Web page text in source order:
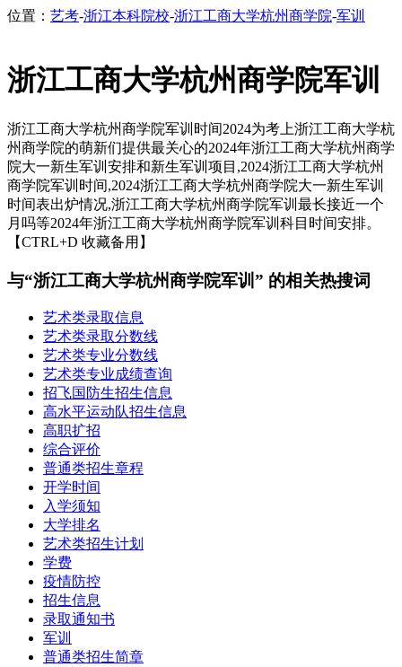
位置： 艺考-浙江本科院校-浙江工商大学杭州商学院-军训
浙江工商大学杭州商学院军训
浙江工商大学杭州商学院军训时间2024为考上浙江工商大学杭
州商学院的萌新们提供最关心的2024年浙江工商大学杭州商学
院大一新生军训安排和新生军训项目,2024浙江工商大学杭州
商学院军训时间,2024浙江工商大学杭州商学院大一新生军训
时间表出炉情况,浙江工商大学杭州商学院军训最长接近一个
月吗等2024年浙江工商大学杭州商学院军训科目时间安排。
【CTRL+D 收藏备用】
与“浙江工商大学杭州商学院军训” 的相关热搜词
艺术类录取信息
艺术类录取分数线
艺术类专业分数线
艺术类专业成绩查询
招飞国防生招生信息
高水平运动队招生信息
高职扩招
综合评价
普通类招生章程
开学时间
入学须知
大学排名
艺术类招生计划
学费
疫情防控
招生信息
录取通知书
军训
普通类招生简章